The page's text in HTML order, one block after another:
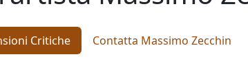
Critiche Contatta Massimo Zecchin